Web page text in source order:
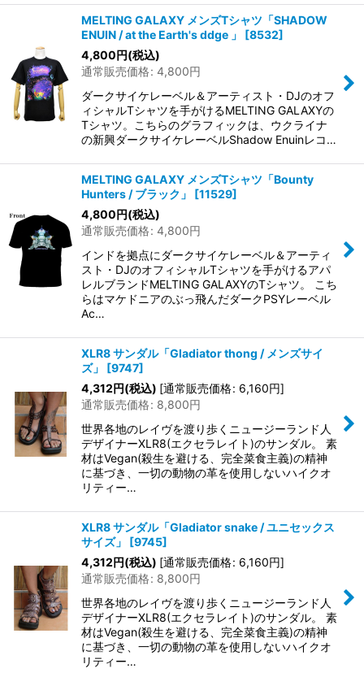
MELTING GALAXY メンズTシャツ「SHADOW
ENUIN / at the Earth's ddge 」
[8532]
4,800円(税込)
通常販売価格: 4,800円
ダークサイケレーベル＆アーティスト・DJのオフ
ィシャルTシャツを手がけるMELTING GALAXYの
Tシャツ。こちらのグラフィックは、ウクライナ
の新興ダークサイケレーベルShadow Enuinレコ…
MELTING GALAXY メンズTシャツ「Bounty
Hunters / ブラック」
[11529]
4,800円(税込)
通常販売価格: 4,800円
インドを拠点にダークサイケレーベル＆アーティ
スト・DJのオフィシャルTシャツを手がけるアパ
レルブランドMELTING GALAXYのTシャツ。 こち
らはマケドニアのぶっ飛んだダークPSYレーベル
Ac…
XLR8 サンダル「Gladiator thong / メンズサイ
ズ」
[9747]
4,312円(税込) [通常販売価格: 6,160円]
通常販売価格: 8,800円
世界各地のレイヴを渡り歩くニュージーランド人
デザイナーXLR8(エクセラレイト)のサンダル。 素
材はVegan(殺生を避ける、完全菜食主義)の精神
に基づき、一切の動物の革を使用しないハイクオ
リティー…
XLR8 サンダル「Gladiator snake / ユニセックス
サイズ」
[9745]
4,312円(税込) [通常販売価格: 6,160円]
通常販売価格: 8,800円
世界各地のレイヴを渡り歩くニュージーランド人
デザイナーXLR8(エクセラレイト)のサンダル。 素
材はVegan(殺生を避ける、完全菜食主義)の精神
に基づき、一切の動物の革を使用しないハイクオ
リティー…